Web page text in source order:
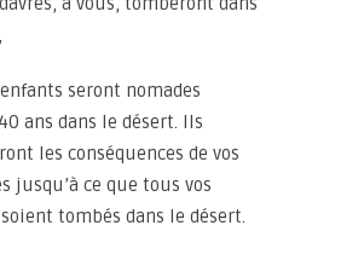
seront nomades
ans dans le désert. Ils
les conséquences de vos
jusqu’à ce que tous vos
tombés dans le désert.